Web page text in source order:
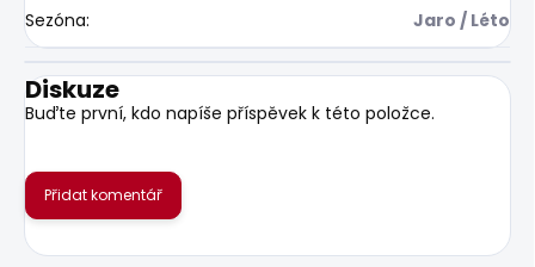
Sezóna: Jaro / Léto
Diskuze
Buďte první, kdo napíše příspěvek k této položce.
Přidat komentář